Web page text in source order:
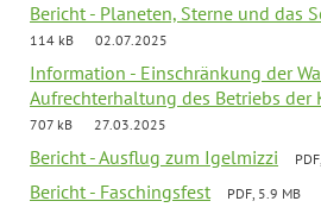
Bericht - Planeten, Sterne und das
114 kB
02.07.2025
Information - Einschränkung der
Aufrechterhaltung des Betriebs der
707 kB
27.03.2025
Bericht - Ausflug zum Igelmizzi
Bericht - Faschingsfest PDF, 5.9 MB